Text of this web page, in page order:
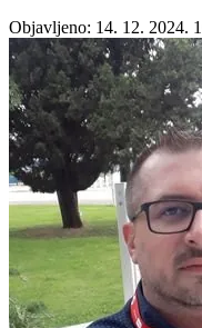
Objavljeno: 14. 12. 2024.